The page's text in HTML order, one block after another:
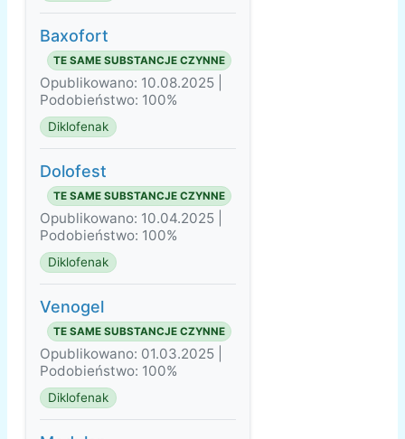
Baxofort
TE SAME SUBSTANCJE CZYNNE
Opublikowano: 10.08.2025 |
Podobieństwo: 100%
Diklofenak
Dolofest
TE SAME SUBSTANCJE CZYNNE
Opublikowano: 10.04.2025 |
Podobieństwo: 100%
Diklofenak
Venogel
TE SAME SUBSTANCJE CZYNNE
Opublikowano: 01.03.2025 |
Podobieństwo: 100%
Diklofenak